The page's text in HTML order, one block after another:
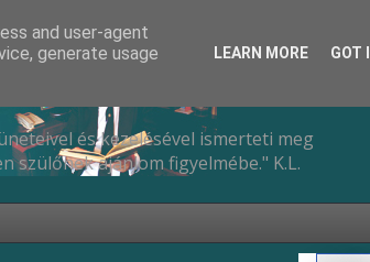
és kezelésével ismerteti meg
ajánlom figyelmébe." K.L.
and user-agent
generate usage
LEARN MORE GOT